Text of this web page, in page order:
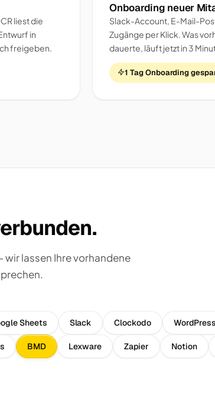
liest die
in
freigeben.
Onboarding neuer
Slack-Account, E-Mail-
Zugänge per Klick. Was
dauerte, läuft jetzt in 3
1 Tag Onboarding
lassen Ihre vorhandene
Sheets Slack Clockodo WordPress
BMD Lexware Zapier Notion